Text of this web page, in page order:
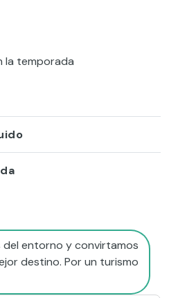
la temporada
entorno y convirtamos
destino. Por un turismo